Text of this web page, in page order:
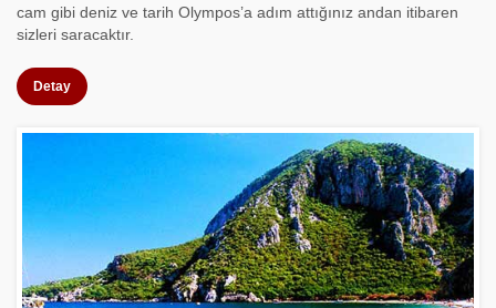
cam gibi deniz ve tarih Olympos’a adım attığınız andan itibaren
sizleri saracaktır.
Detay